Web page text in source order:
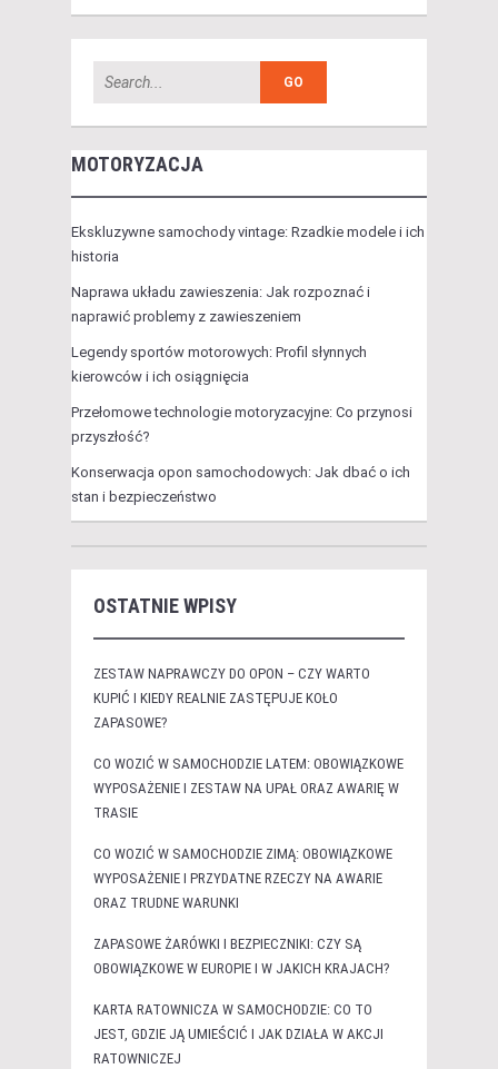
MOTORYZACJA
Ekskluzywne samochody vintage: Rzadkie modele i ich
historia
Naprawa układu zawieszenia: Jak rozpoznać i
naprawić problemy z zawieszeniem
Legendy sportów motorowych: Profil słynnych
kierowców i ich osiągnięcia
Przełomowe technologie motoryzacyjne: Co przynosi
przyszłość?
Konserwacja opon samochodowych: Jak dbać o ich
stan i bezpieczeństwo
OSTATNIE WPISY
ZESTAW NAPRAWCZY DO OPON – CZY WARTO
KUPIĆ I KIEDY REALNIE ZASTĘPUJE KOŁO
ZAPASOWE?
CO WOZIĆ W SAMOCHODZIE LATEM: OBOWIĄZKOWE
WYPOSAŻENIE I ZESTAW NA UPAŁ ORAZ AWARIĘ W
TRASIE
CO WOZIĆ W SAMOCHODZIE ZIMĄ: OBOWIĄZKOWE
WYPOSAŻENIE I PRZYDATNE RZECZY NA AWARIE
ORAZ TRUDNE WARUNKI
ZAPASOWE ŻARÓWKI I BEZPIECZNIKI: CZY SĄ
OBOWIĄZKOWE W EUROPIE I W JAKICH KRAJACH?
KARTA RATOWNICZA W SAMOCHODZIE: CO TO
JEST, GDZIE JĄ UMIEŚCIĆ I JAK DZIAŁA W AKCJI
RATOWNICZEJ